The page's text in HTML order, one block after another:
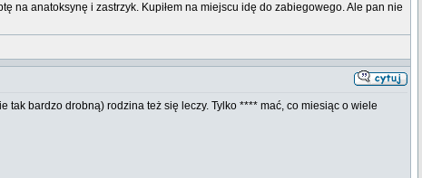
na anatoksynę i zastrzyk. Kupiłem na miejscu idę do zabiegowego. Ale pan nie
tak bardzo drobną) rodzina też się leczy. Tylko **** mać, co miesiąc o wiele